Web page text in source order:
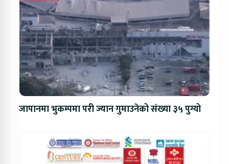
जापानमा भुकम्पमा परी ज्यान गुमाउनेको संख्या ३५ पुग्यो